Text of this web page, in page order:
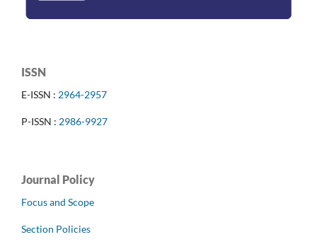
ISSN
E-ISSN : 2964-2957
P-ISSN : 2986-9927
Journal Policy
Focus and Scope
Section Policies